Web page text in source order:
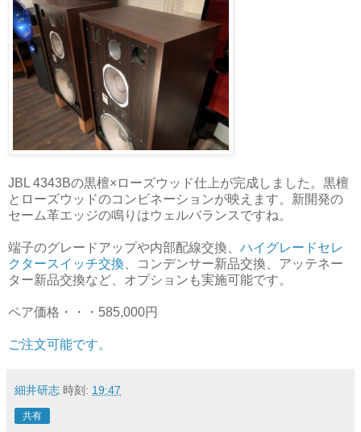
JBL 4343Bの黒檀×ローズウッド仕上が完成しました。黒檀
とローズウッドのコンビネーションが映えます。新開発の
セーム革エッジの鳴りはウェルバランスですね。
端子のグレードアップや内部配線交換、 ハイグレードセレ
クタースイッチ交換 、コンデンサー新品交換、アッテネー
ター新品交換など、オプションも実施可能です。
ペア価格・・・585,000円
ご注文可能です。
細井研志 時刻: 19:47
共有